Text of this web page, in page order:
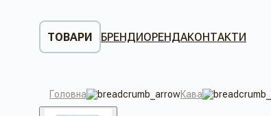
ТОВАРИ БРЕНДИОРЕНДАКОНТАКТИ
Головна Кава